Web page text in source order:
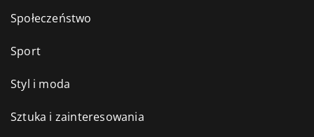
Społeczeństwo
Sport
Styl i moda
Sztuka i zainteresowania